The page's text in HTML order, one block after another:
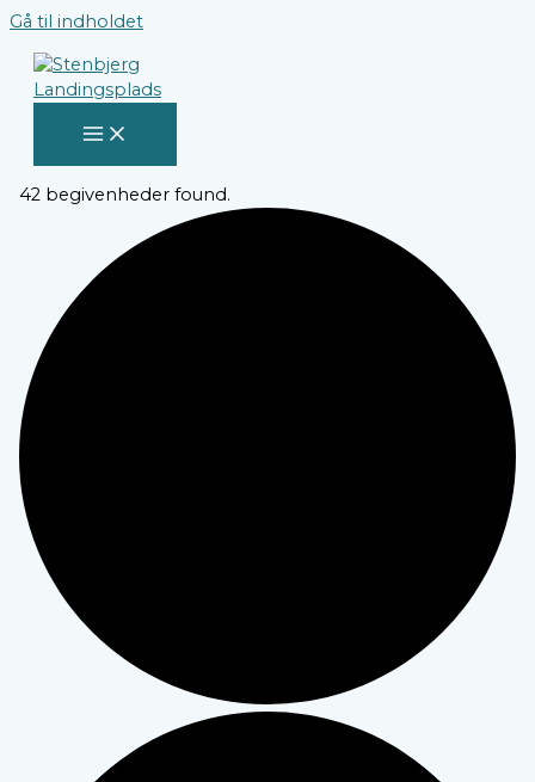
Gå til indholdet
42 begivenheder found.